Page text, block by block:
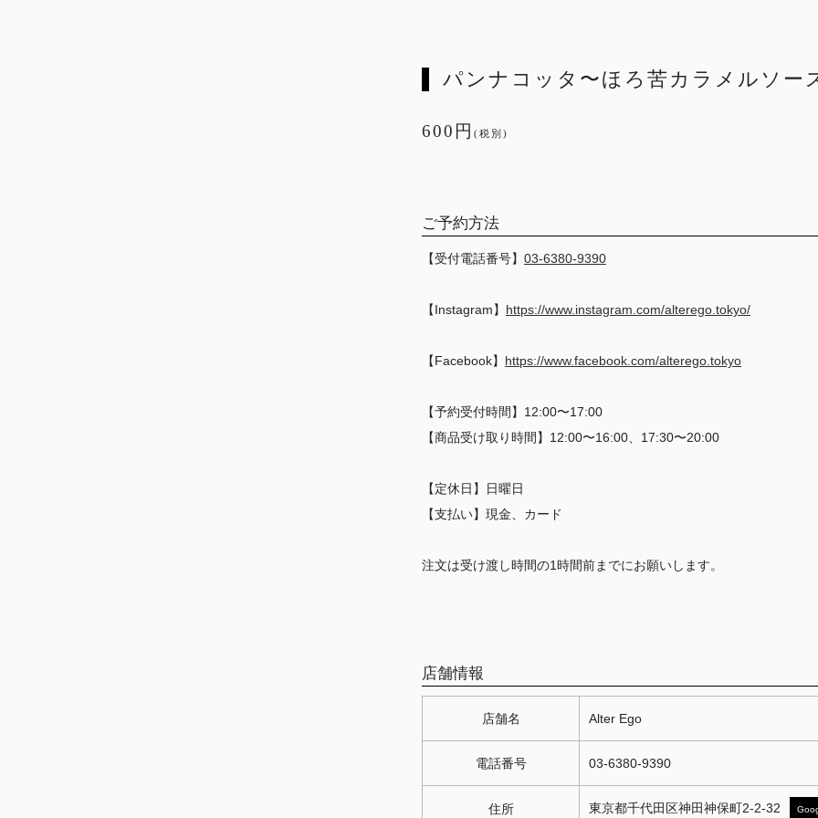
パンナコッタ〜ほろ苦カラメルソー
600円 (税別)
ご予約方法
【受付電話番号】 03-6380-9390
【Instagram】 https://www.instagram.com/alterego.tokyo/
【Facebook】 https://www.facebook.com/alterego.tokyo
【予約受付時間】12:00〜17:00
【商品受け取り時間】12:00〜16:00、17:30〜20:00
【定休日】日曜日
【支払い】現金、カード
注文は受け渡し時間の1時間前までにお願いします。
店舗情報
店舗名 Alter Ego
電話番号 03-6380-9390
住所 東京都千代田区神田神保町2-2-32